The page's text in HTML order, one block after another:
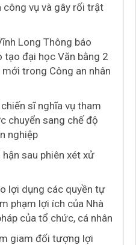
công vụ và gây rối trật
Long Thông báo
tạo đại học Văn bằng 2
trong Công an nhân
sĩ nghĩa vụ tham
chuyển sang chế độ
nghiệp
hận sau phiên xét xử
lợi dụng các quyền tự
phạm lợi ích của Nhà
của tổ chức, cá nhân
giam đối tượng lợi